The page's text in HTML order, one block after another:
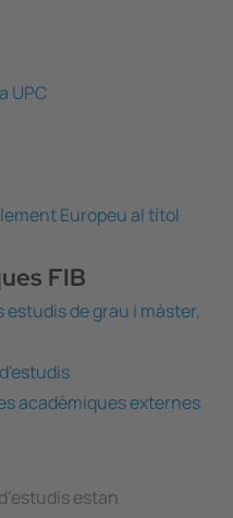
UPC
Europeu al títol
FIB
de grau i màster,
acadèmiques externes
estan